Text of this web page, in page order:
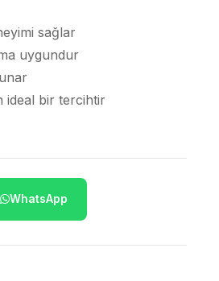
sağlar
uygundur
ideal bir tercihtir
WhatsApp